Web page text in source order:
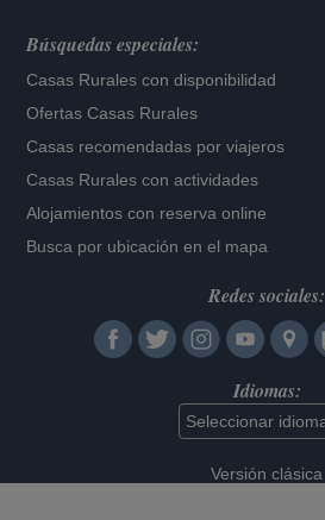
Búsquedas especiales:
Casas Rurales con disponibilidad
Ofertas Casas Rurales
Casas recomendadas por viajeros
Casas Rurales con actividades
Alojamientos con reserva online
Busca por ubicación en el mapa
Redes sociales:
Idiomas:
Versión clásica